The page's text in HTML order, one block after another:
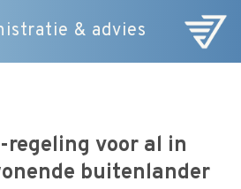
& advies
regeling voor al in
buitenlander